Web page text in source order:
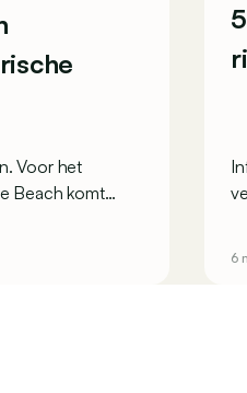
Voor het
Beach komt
6